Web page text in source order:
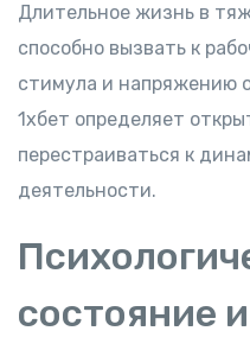
Длительное жизнь в
способно вызвать к
стимула и напряжению
1хбет определяет
перестраиваться к
деятельности.
состояние